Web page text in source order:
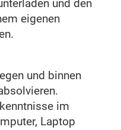
und den
eigenen
und binnen
im
Laptop